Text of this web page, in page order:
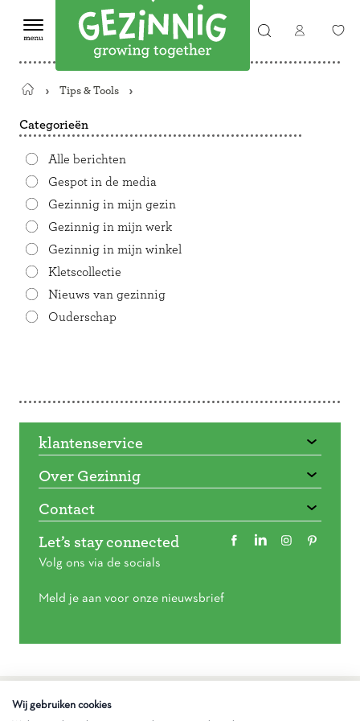
Terug
de
Tips & Tools
Categorieën
Alle berichten
Gespot in de media
Gezinnig in mijn gezin
Gezinnig in mijn werk
Gezinnig in mijn winkel
Kletscollectie
Nieuws van gezinnig
Ouderschap
klantenservice
Over Gezinnig
Contact
Let’s stay connected
Volg ons via de socials
Meld je aan voor onze nieuwsbrief
Wij gebruiken cookies